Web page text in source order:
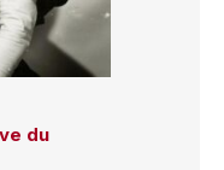
du